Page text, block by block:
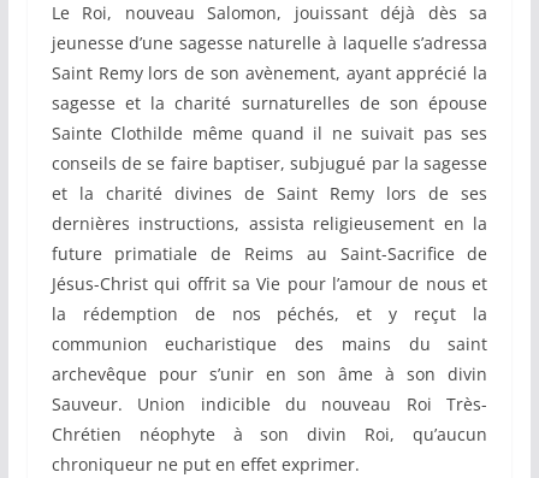
Le Roi, nouveau Salomon, jouissant déjà dès sa
jeunesse d’une sagesse naturelle à laquelle s’adressa
Saint Remy lors de son avènement, ayant apprécié la
sagesse et la charité surnaturelles de son épouse
Sainte Clothilde même quand il ne suivait pas ses
conseils de se faire baptiser, subjugué par la sagesse
et la charité divines de Saint Remy lors de ses
dernières instructions, assista religieusement en la
future primatiale de Reims au Saint-Sacrifice de
Jésus-Christ qui offrit sa Vie pour l’amour de nous et
la rédemption de nos péchés, et y reçut la
communion eucharistique des mains du saint
archevêque pour s’unir en son âme à son divin
Sauveur. Union indicible du nouveau Roi Très-
Chrétien néophyte à son divin Roi, qu’aucun
chroniqueur ne put en effet exprimer.